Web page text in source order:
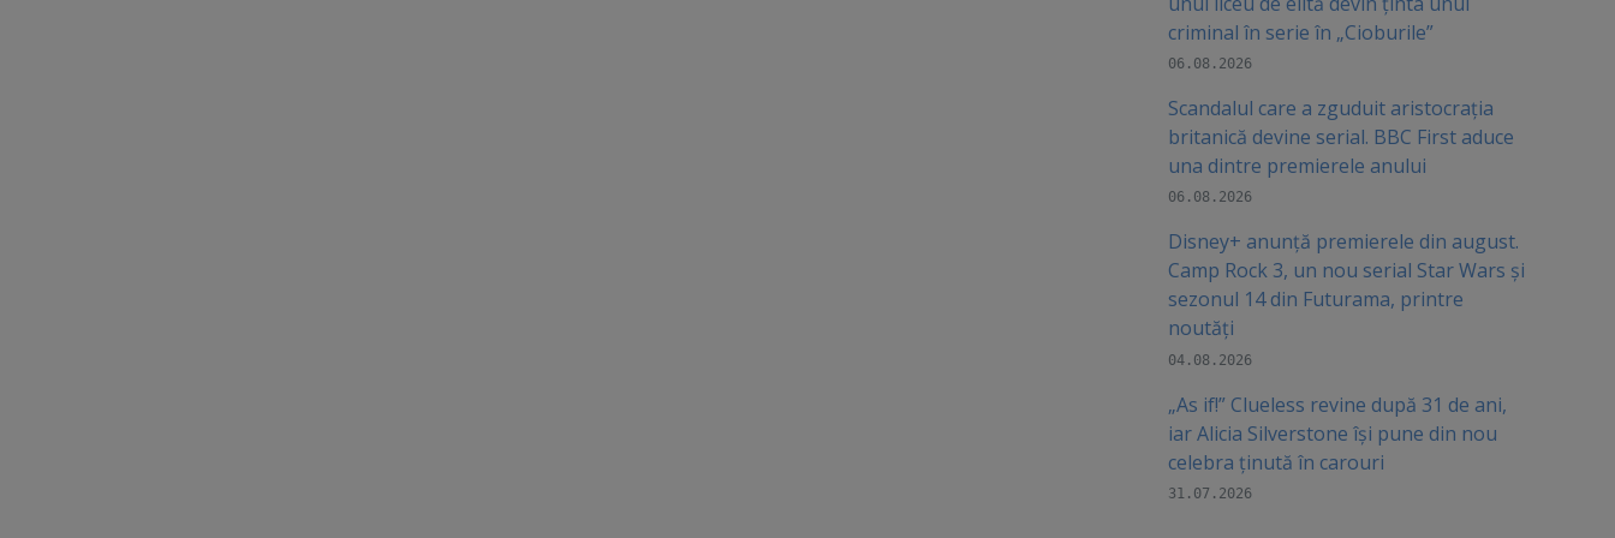
criminal în serie în „Cioburile”
06.08.2026
Scandalul care a zguduit aristocrația
britanică devine serial. BBC First aduce
una dintre premierele anului
06.08.2026
Disney+ anunță premierele din august.
Camp Rock 3, un nou serial Star Wars și
sezonul 14 din Futurama, printre
noutăți
04.08.2026
„As if!” Clueless revine după 31 de ani,
iar Alicia Silverstone își pune din nou
celebra ținută în carouri
31.07.2026